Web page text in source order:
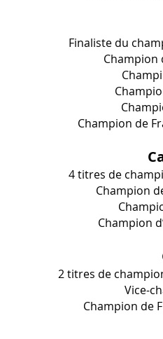
Finaliste du
Champion
Champion de
4 titres de
Champion
Champion
2 titres de
Vice-
Champion de